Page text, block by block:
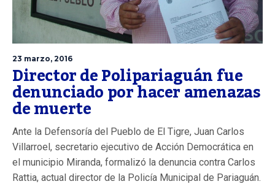
23 marzo, 2016
Director de Polipariaguán fue
denunciado por hacer amenazas
de muerte
Ante la Defensoría del Pueblo de El Tigre, Juan Carlos
Villarroel, secretario ejecutivo de Acción Democrática en
el municipio Miranda, formalizó la denuncia contra Carlos
Rattia, actual director de la Policía Municipal de Pariaguán.